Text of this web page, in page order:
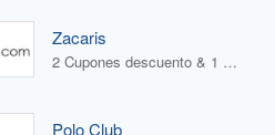
Zacaris
2 Cupones descuento & 1 Oferta
Polo Club